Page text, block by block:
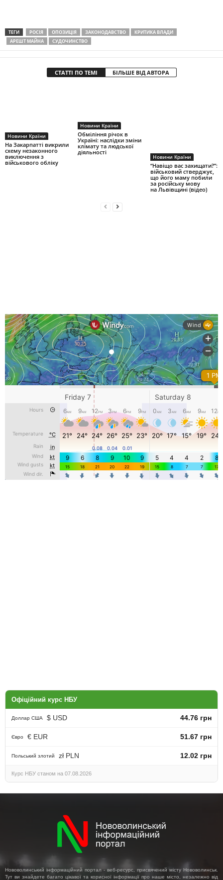
ТЕГИ РОСІЯ ОПОЗИЦІЯ ЗАКОНОДАВСТВО
КРИТИКА ВЛАДИ
АРЕШТ МАЙНА
СУДОЧИНСТВО
СТАТТІ ПО ТЕМІ БІЛЬШЕ ВІД АВТОРА
Новини Країни
На Закарпатті викрили
схему незаконного
виключення з
військового обліку
Новини Країни
Обміління річок в
Україні: наслідки зміни
клімату та людської
діяльності
Новини Країни
“Навіщо вас захищати?”:
військовий стверджує,
що його маму побили
за російську мову
на Львівщині (відео)
Офіційний курс НБУ
Доллар США $ USD 44.76 грн
Євро € EUR 51.67 грн
Польський злотий zł PLN 12.02 грн
Курс НБУ станом на 07.08.2026
Нововолинський інформаційний портал - веб-ресурс, присвячений місту Нововолинськ.
Тут ви знайдете багато цікавої та корисної інформації про наше місто, незалежно від